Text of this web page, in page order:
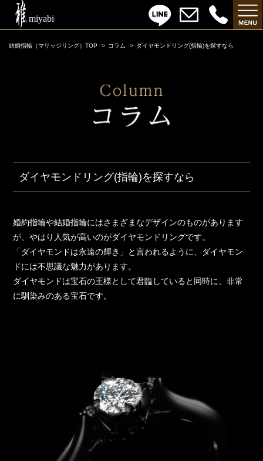
結婚指輪（マリッジリング）TOP コラム ダイヤモンドリング(指輪)を探すなら
ダイヤモンドリング(指輪)を探すなら
婚約指輪や結婚指輪にはさまざまなデザインのものがあります
が、やはり人気が高いのがダイヤモンドリングです。
「ダイヤモンドは永遠の輝き」と言われるように、ダイヤモン
ドには不思議な魅力があります。
ダイヤモンドは宝石の王様として君臨していると同時に、非常
に馴染みのある宝石です。